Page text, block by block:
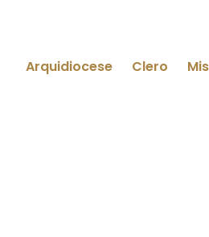
Arquidiocese Clero